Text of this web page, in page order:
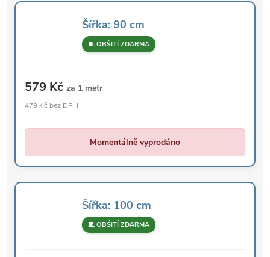
Šířka: 90 cm
🧵 OBŠITÍ ZDARMA
579 Kč za 1 metr
479 Kč bez DPH
Momentálně vyprodáno
Šířka: 100 cm
🧵 OBŠITÍ ZDARMA